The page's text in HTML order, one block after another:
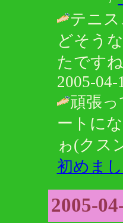
テニ
どそう
たです
2005-04-
頑張
ートに
ゎ(ク
初めま
2005-